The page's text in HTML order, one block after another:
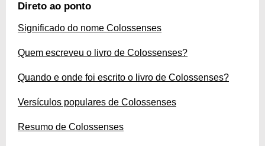
Direto ao ponto
Significado do nome Colossenses
Quem escreveu o livro de Colossenses?
Quando e onde foi escrito o livro de Colossenses?
Versículos populares de Colossenses
Resumo de Colossenses